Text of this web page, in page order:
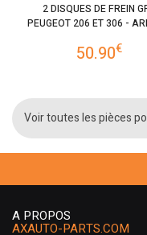
2 DISQUES DE FREIN
PEUGEOT 206 ET 306 -
50.90€
Voir toutes les pièces
A PROPOS
AXAUTO-PARTS.COM